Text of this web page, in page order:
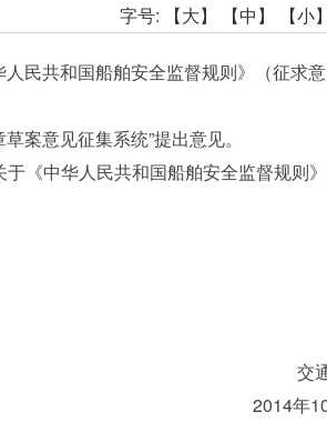
字号: 【大】 【中】 【小】
民共和国船舶安全监督规则》（征求
意见征集系统”提出意见。
《中华人民共和国船舶安全监督规则
交
2014年